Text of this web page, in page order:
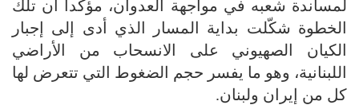
لمساندة شعبه في مواجهة العدوان، مؤكداً أن تلك
الخطوة شكّلت بداية المسار الذي أدى إلى إجبار
الكيان الصهيوني على الانسحاب من الأراضي
اللبنانية، وهو ما يفسر حجم الضغوط التي تتعرض لها
كل من إيران ولبنان.